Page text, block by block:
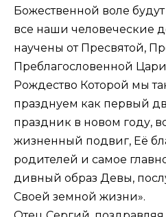
Божественной воле будут
все наши человеческие
научены от Пресвятой,
Преблагословенной
Рождество Которой мы
празднуем как первый
праздник в новом году,
жизненный подвиг, Её
родителей и самое
дивный образ Девы,
Своей земной жизни».